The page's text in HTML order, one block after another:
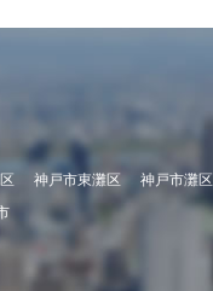
神戸市東灘区 神戸市灘区